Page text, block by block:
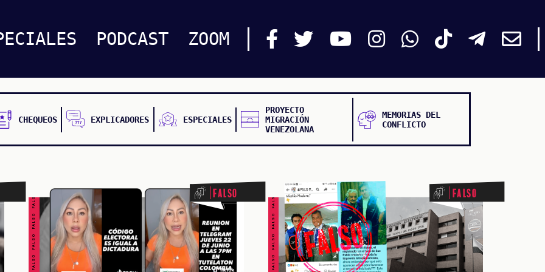
PODCAST ZOOM
CHEQUEOS EXPLICADORES ESPECIALES
PROYECTO
MIGRACIÓN
VENEZOLANA
MEMORIAS DEL
CONFLICTO
FALSO FALSO FALSO FALSO FALSO FALSO FALSO Falso FALSO FALSO FALSO FALSO FALSO FALSO FALSO Falso